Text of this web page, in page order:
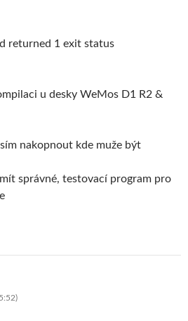
returned 1 exit status
u desky WeMos D1 R2 &
nakopnout kde muže být
správné, testovací program pro